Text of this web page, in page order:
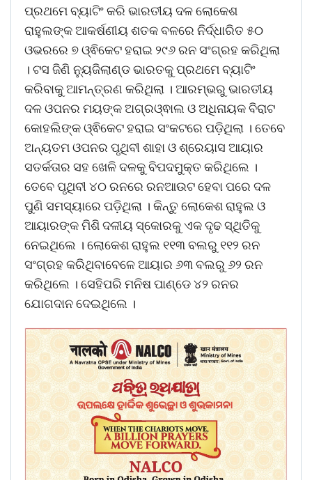
ପ୍ରଥମେ ବ୍ୟାଟିଂ କରି ଭାରତୀୟ ଦଳ ଲୋକେଶ
ରାହୁଲଙ୍କ ଆକର୍ଷଣୀୟ ଶତକ ବଳରେ ନିର୍ଦ୍ଧାରିତ ୫୦
ଓଭରରେ ୭ ଓ୍ଵିକେଟ ହରାଇ ୨୯୬ ରନ ସଂଗ୍ରହ କରିଥିଲା
। ଟସ ଜିଣି ନ୍ୟୁଜିଲାଣ୍ଡ ଭାରତକୁ ପ୍ରଥମେ ବ୍ୟାଟିଂ
କରିବାକୁ ଆମନ୍ତ୍ରଣ କରିଥିଲା । ଆରମ୍ଭରୁ ଭାରତୀୟ
ଦଳ ଓପନର ମୟଙ୍କ ଅଗ୍ରଓ୍ଵାଲ ଓ ଅଧିନାୟକ ବିରାଟ
କୋହଲିଙ୍କ ଓ୍ଵିକେଟ ହରାଇ ସଂକଟରେ ପଡ଼ିଥିଲା । ତେବେ
ଅନ୍ୟତମ ଓପନର ପୃଥିବୀ ଶାହା ଓ ଶ୍ରେୟାସ ଆୟାର
ସତର୍କତାର ସହ ଖେଳି ଦଳକୁ ବିପଦମୁକ୍ତ କରିଥିଲେ ।
ତେବେ ପୃଥିବୀ ୪୦ ରନରେ ରନଆଉଟ ହେବା ପରେ ଦଳ
ପୁଣି ସମସ୍ୟାରେ ପଡ଼ିଥିଲା । କିନ୍ତୁ ଲୋକେଶ ରାହୁଲ ଓ
ଆୟାରଙ୍କ ମିଶି ଦଳୀୟ ସ୍କୋରକୁ ଏକ ଦୃଢ ସ୍ଥିତିକୁ
ନେଇଥିଲେ । ଲୋକେଶ ରାହୁଲ ୧୧୩ ବଲରୁ ୧୧୨ ରନ
ସଂଗ୍ରହ କରିଥିବାବେଳେ ଆୟାର ୬୩ ବଲରୁ ୬୨ ରନ
କରିଥିଲେ । ସେହିପରି ମନିଷ ପାଣ୍ଡେ ୪୨ ରନର
ଯୋଗଦାନ ଦେଇଥିଲେ ।